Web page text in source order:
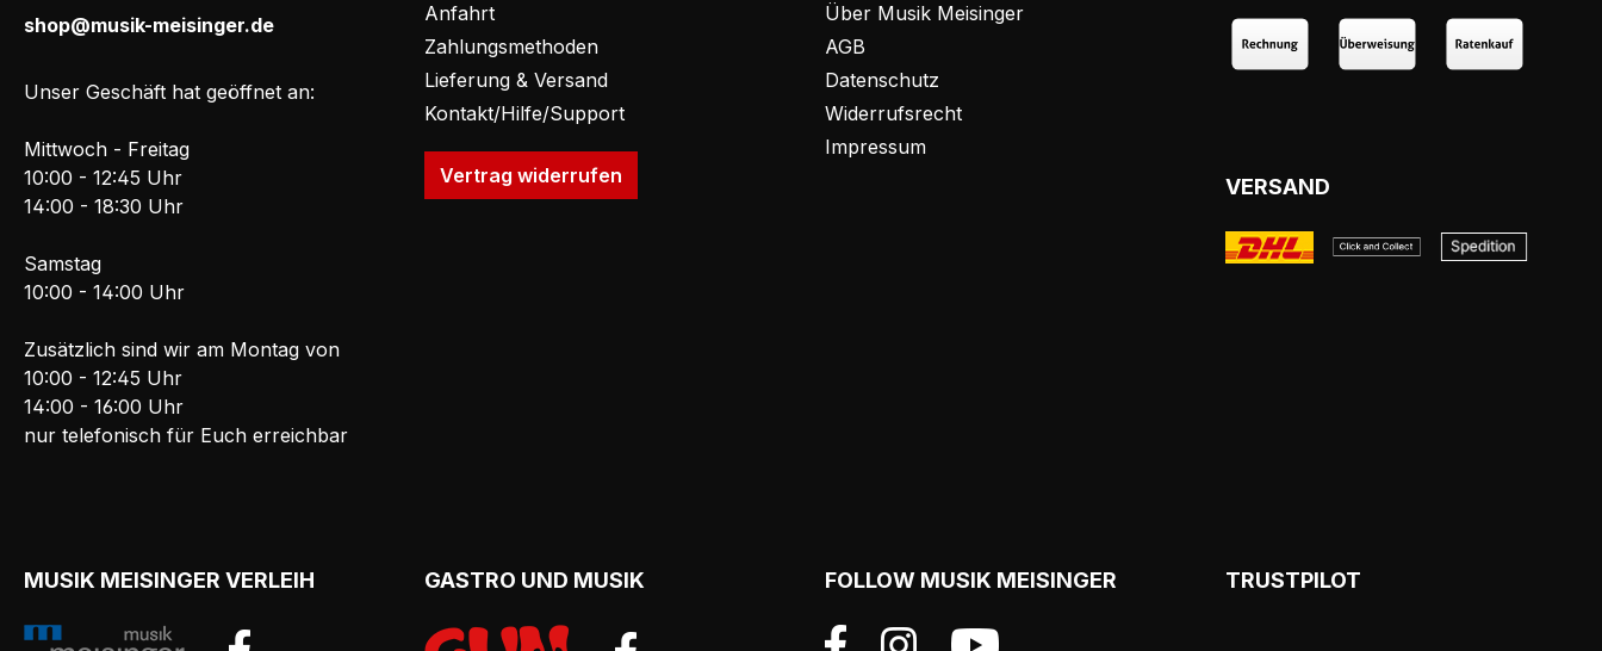
shop@musik-meisinger.de
Unser Geschäft hat geöffnet an:
Mittwoch - Freitag
10:00 - 12:45 Uhr
14:00 - 18:30 Uhr
Samstag
10:00 - 14:00 Uhr
Zusätzlich sind wir am Montag von
10:00 - 12:45 Uhr
14:00 - 16:00 Uhr
nur telefonisch für Euch erreichbar
Anfahrt
Zahlungsmethoden
Lieferung & Versand
Kontakt/Hilfe/Support
Vertrag widerrufen
Über Musik Meisinger
AGB
Datenschutz
Widerrufsrecht
Impressum
VERSAND
MUSIK MEISINGER VERLEIH GASTRO UND MUSIK FOLLOW MUSIK MEISINGER TRUSTPILOT